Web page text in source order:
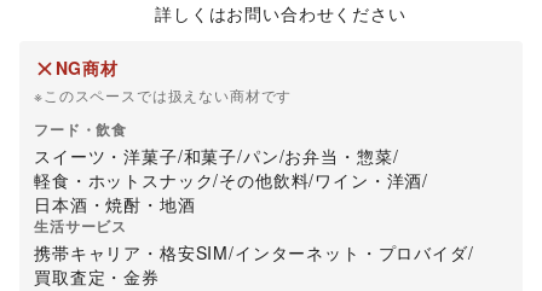
詳しくはお問い合わせください
NG商材
※このスペースでは扱えない商材です
フード・飲食
スイーツ・洋菓子/和菓子/パン/お弁当・惣菜/
軽食・ホットスナック/その他飲料/ワイン・洋酒/
日本酒・焼酎・地酒
生活サービス
携帯キャリア・格安SIM/インターネット・プロバイダ/
買取査定・金券